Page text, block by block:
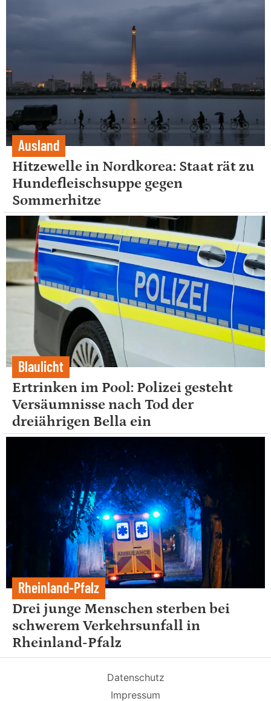
Ausland
Hitzewelle in Nordkorea: Staat rät zu
Hundefleischsuppe gegen
Sommerhitze
Blaulicht
Ertrinken im Pool: Polizei gesteht
Versäumnisse nach Tod der
dreiährigen Bella ein
Rheinland-Pfalz
Drei junge Menschen sterben bei
schwerem Verkehrsunfall in
Rheinland-Pfalz
Datenschutz
Impressum